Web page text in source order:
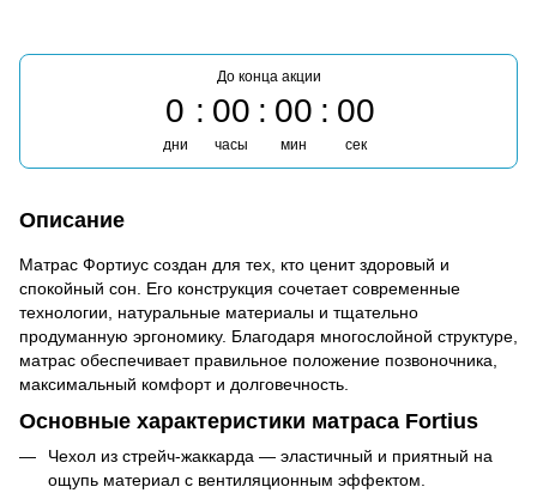
До конца акции
0
дни
00
часы
00
мин
00
сек
Описание
Матрас Фортиус создан для тех, кто ценит здоровый и
спокойный сон. Его конструкция сочетает современные
технологии, натуральные материалы и тщательно
продуманную эргономику. Благодаря многослойной структуре,
матрас обеспечивает правильное положение позвоночника,
максимальный комфорт и долговечность.
Основные характеристики матраса Fortius
Чехол из стрейч-жаккарда — эластичный и приятный на
ощупь материал с вентиляционным эффектом.